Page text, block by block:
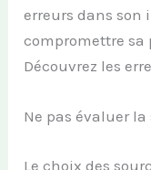
erreurs dans
compromettre sa
Découvrez les
Ne pas évaluer la
Le choix des